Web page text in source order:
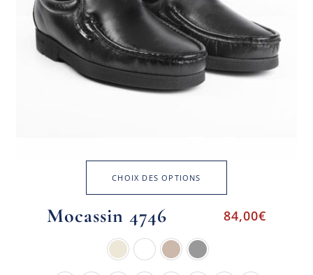
CHOIX DES OPTIONS
Mocassin 4746 84,00€